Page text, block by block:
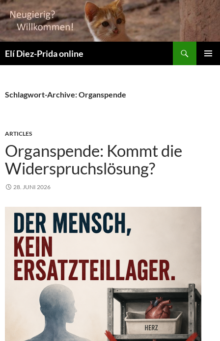
Elí Diez-Prida online
Schlagwort-Archive: Organspende
ARTICLES
Organspende: Kommt die
Widerspruchslösung?
28. JUNI 2026